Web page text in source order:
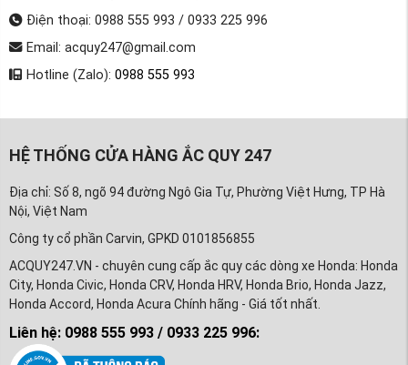
Điện thoại: 0988 555 993 / 0933 225 996
Email: acquy247@gmail.com
Hotline (Zalo): 0988 555 993
HỆ THỐNG CỬA HÀNG ẮC QUY 247
Địa chỉ: Số 8, ngõ 94 đường Ngô Gia Tự, Phường Việt Hưng, TP Hà
Nội, Việt Nam
Công ty cổ phần Carvin, GPKD 0101856855
ACQUY247.VN - chuyên cung cấp ắc quy các dòng xe Honda: Honda
City, Honda Civic, Honda CRV, Honda HRV, Honda Brio, Honda Jazz,
Honda Accord, Honda Acura Chính hãng - Giá tốt nhất.
Liên hệ: 0988 555 993 / 0933 225 996: